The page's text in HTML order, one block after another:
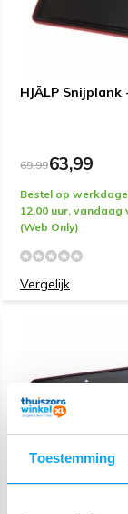
Toestemming
HJÄLP Snijplank
69,9963,99
Bestel op
12.00 uur, vandaag
(Web Only)
Vergelijk